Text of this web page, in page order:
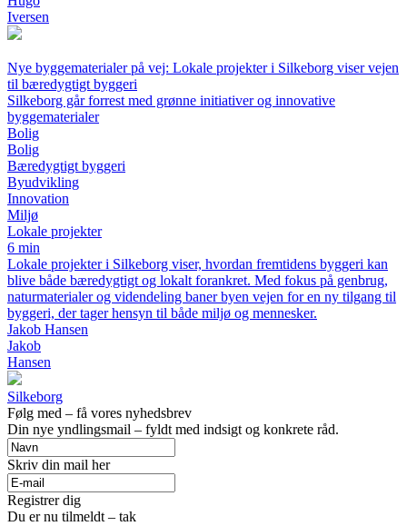
Iversen
Nye byggematerialer på vej: Lokale projekter i Silkeborg viser vejen
til bæredygtigt byggeri
Silkeborg går forrest med grønne initiativer og innovative
byggematerialer
Bolig
Bolig
Bæredygtigt byggeri
Byudvikling
Innovation
Miljø
Lokale projekter
6 min
Lokale projekter i Silkeborg viser, hvordan fremtidens byggeri kan
blive både bæredygtigt og lokalt forankret. Med fokus på genbrug,
naturmaterialer og videndeling baner byen vejen for en ny tilgang til
byggeri, der tager hensyn til både miljø og mennesker.
Jakob Hansen
Jakob
Hansen
Silkeborg
Følg med – få vores nyhedsbrev
Din nye yndlingsmail – fyldt med indsigt og konkrete råd.
Skriv din mail her
Registrer dig
Du er nu tilmeldt – tak